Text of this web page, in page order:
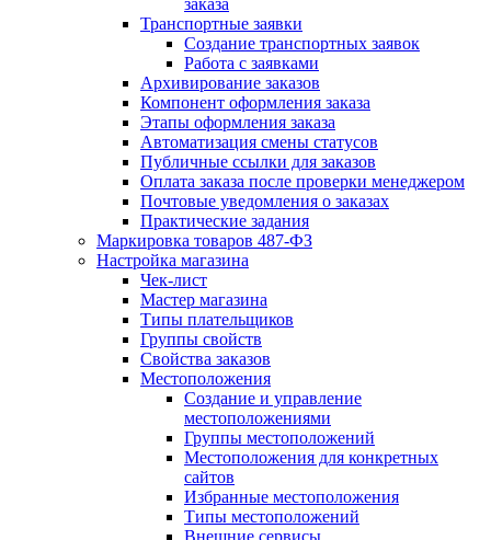
заказа
Транспортные заявки
Создание транспортных заявок
Работа с заявками
Архивирование заказов
Компонент оформления заказа
Этапы оформления заказа
Автоматизация смены статусов
Публичные ссылки для заказов
Оплата заказа после проверки менеджером
Почтовые уведомления о заказах
Практические задания
Маркировка товаров 487-ФЗ
Настройка магазина
Чек-лист
Мастер магазина
Типы плательщиков
Группы свойств
Свойства заказов
Местоположения
Создание и управление
местоположениями
Группы местоположений
Местоположения для конкретных
сайтов
Избранные местоположения
Типы местоположений
Внешние сервисы